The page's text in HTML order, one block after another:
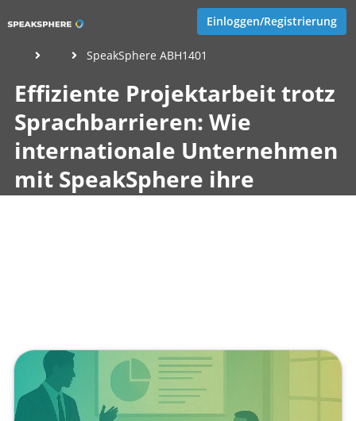
Einloggen/Registrierung
SpeakSphere ABH1401
Effiziente Projektarbeit trotz
Sprachbarrieren: Wie
internationale Unternehmen
mit SpeakSphere ihre